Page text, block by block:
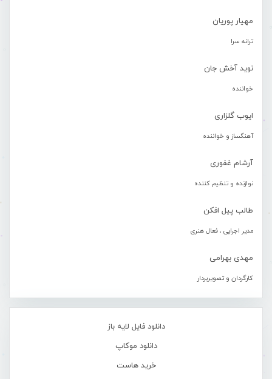
مهیار پوریان
ترانه سرا
نوید آخش جان
خواننده
ایوب گلزاری
آهنگساز و خواننده
آرشام غفوری
نوازنده و تنظیم کننده
طالب پیل افکن
مدیر اجرایی ، فعال هنری
مهدی بهرامی
کارگردان و تصویربردار
دانلود فایل لایه باز
دانلود موکاپ
خرید هاست